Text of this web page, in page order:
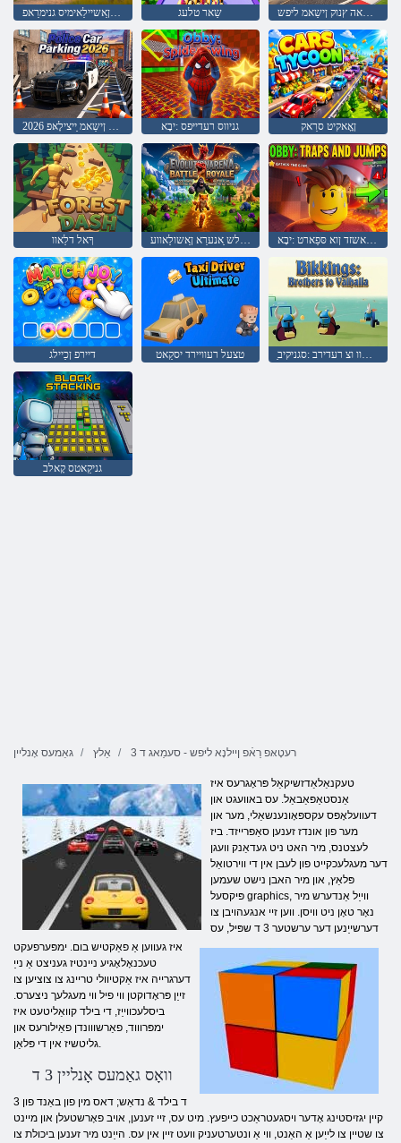
שַאר טלעג
2026 גניקרַאּפ ןישַאמ ַייצילָאּפ גניווס רעדייּפס :יבָא ןָאָאקיט סרַאק
ךָאל דלַאוו לַאיור טכַאלש ַאנערַא ןַאשולַאווע סּפמַאשזד ןוא סּפַארט :יבָא
דיירפ ןכַיילג טצעל רעוויירד יסקַאט ַאלַאהלַאוו וצ רעדירב :סגניקיב
גניקַאטס קָאלב
גאַמעס אָנליין אַלץ רעטָאּפ רַאֿפ ןיילנָא ליּפש - סעמַאג ד 3
טעקנאַלאַדזשיקאַל פּראָגרעס איז
אַנסטאַפּאַבאַל. עס באוועגט און
דעוועלאָפּס עקספּאָונענשאַלי, מער און
מער פון אונדז זענען סאַפּרייזד. ביז
לעצטנס, מיר האט ניט געדאַנק וועגן
דער מעגלעכקייט פון לעבן אין די ווירטואַל
פּלאַץ, און מיר האבן נישט שעמען
פּיקסעל graphics, ווייַל אַנדערש מיר
נאָר טאָן ניט וויסן. ווען זיי אנגעהויבן צו
דערשייַנען דער ערשטער 3 ד שפּיל, עס
איז געווען אַ פאַקטיש בום. ימפּערפעקט
טעכנאָלאָגיע ניינטיז געניצט אַ נייַ
דערגרייה איז אַקטיוולי טריינג צו צוציען צו
זייַן פּראָדוקטן ווי פיל ווי מעגלעך ניצערס.
ביסלעכווייַז, די בילד קוואַליטעט איז
ימפּרוווד, פאַרשווונדן פאַילורעס און
גליטשיז אין די פּלאַן.
וואָס גאַמעס אָנליין 3 ד
3 ד בילד & נדאַש; דאס מין פון באַנד פון
קיין יגזיסטינג אָדער ויסגעטראַכט כייפעץ. מיט עס, זיי זענען, אויב פאָרשטעלן און מיינט
צו שטיין צו לייַען אַ האַנט, ווי אַ ונטערטעניק וועט זיין אין עס. הייַנט מיר זענען ביכולת צו